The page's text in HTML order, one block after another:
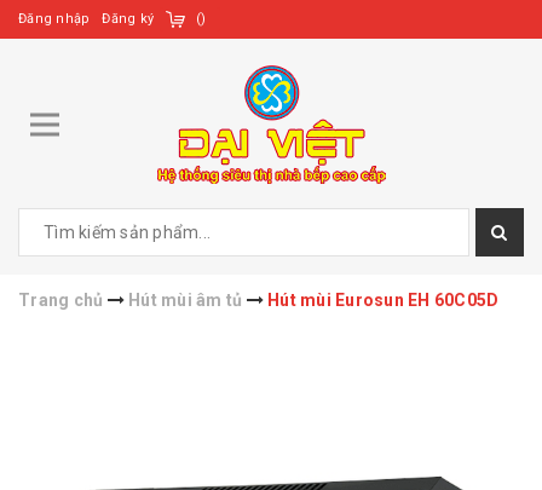
Đăng nhập Đăng ký ()
Trang chủ Hút mùi âm tủ Hút mùi Eurosun EH 60C05D